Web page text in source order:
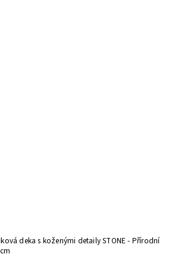
deka s koženými detaily STONE - Přírodní